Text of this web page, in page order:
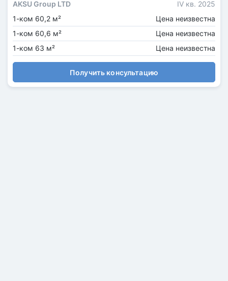
AKSU Group LTD
IV кв. 2025
1-ком 60,2 м²
Цена неизвестна
1-ком 60,6 м²
Цена неизвестна
1-ком 63 м²
Цена неизвестна
Получить консультацию